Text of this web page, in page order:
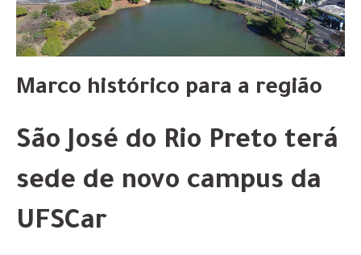
Marco histórico para a região
São José do Rio Preto terá
sede de novo campus da
UFSCar